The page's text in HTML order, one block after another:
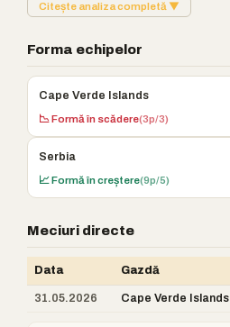
Citește analiza completă ▼
Forma echipelor
Cape Verde Islands
📉 Formă în scădere(3p/3)
Serbia
📈 Formă în creștere(9p/5)
Meciuri directe
Data Gazdă
31.05.2026 Cape Verde Islands